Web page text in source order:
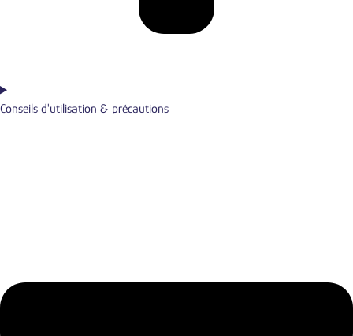
Conseils d'utilisation & précautions